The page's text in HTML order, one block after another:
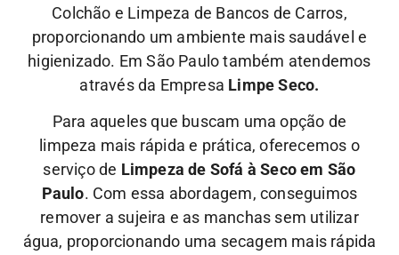
Colchão e Limpeza de Bancos de Carros,
proporcionando um ambiente mais saudável e
higienizado. Em São Paulo também atendemos
através da Empresa Limpe Seco.
Para aqueles que buscam uma opção de
limpeza mais rápida e prática, oferecemos o
serviço de Limpeza de Sofá à Seco em São
Paulo. Com essa abordagem, conseguimos
remover a sujeira e as manchas sem utilizar
água, proporcionando uma secagem mais rápida